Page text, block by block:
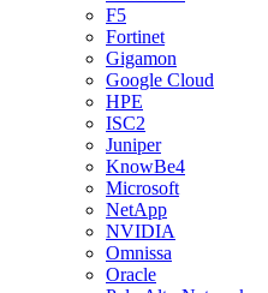
F5
Fortinet
Gigamon
Google Cloud
HPE
ISC2
Juniper
KnowBe4
Microsoft
NetApp
NVIDIA
Omnissa
Oracle